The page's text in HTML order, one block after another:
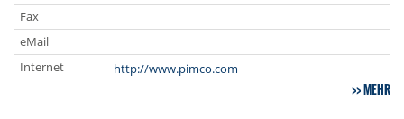
Fax
eMail
Internet
http://www.pimco.com
MEHR